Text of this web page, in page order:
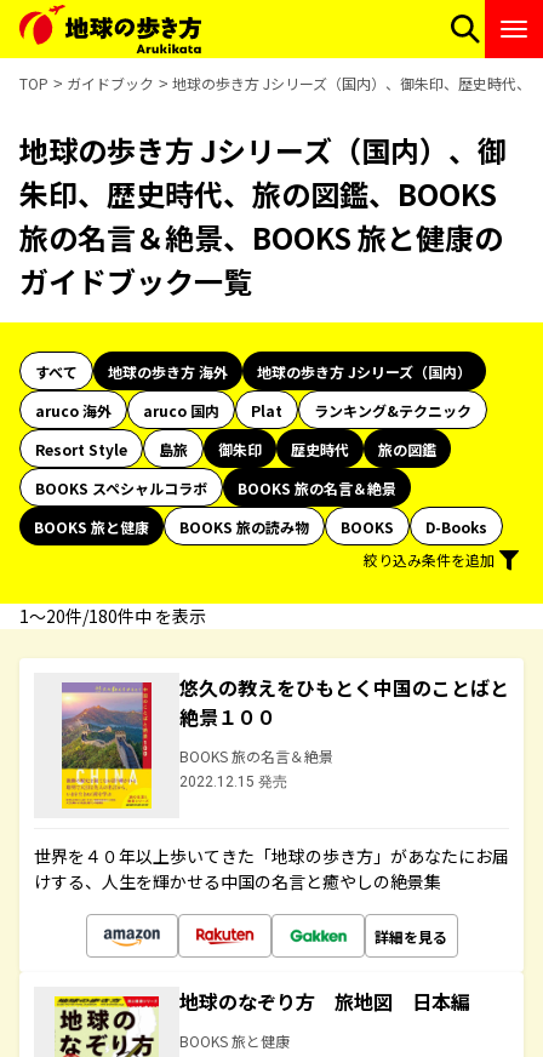
TOP ガイドブック 地球の歩き方 Jシリーズ（国内）、御朱印、歴史時代、
地球の歩き方 Jシリーズ（国内）、御
朱印、歴史時代、旅の図鑑、BOOKS
旅の名言＆絶景、BOOKS 旅と健康の
ガイドブック一覧
すべて 地球の歩き方 海外
地球の歩き方 Jシリーズ（国内）
aruco 海外
aruco 国内 Plat
ランキング&テクニック
Resort Style
島旅 御朱印 歴史時代
旅の図鑑
BOOKS スペシャルコラボ
BOOKS 旅の名言＆絶景
BOOKS 旅と健康
BOOKS 旅の読み物 BOOKS
D-Books
絞り込み条件を追加
1〜20件/180件中 を表示
悠久の教えをひもとく中国のことばと
絶景１００
BOOKS 旅の名言＆絶景
2022.12.15 発売
世界を４０年以上歩いてきた「地球の歩き方」があなたにお届
けする、人生を輝かせる中国の名言と癒やしの絶景集
詳細を見る
地球のなぞり方 旅地図 日本編
BOOKS 旅と健康